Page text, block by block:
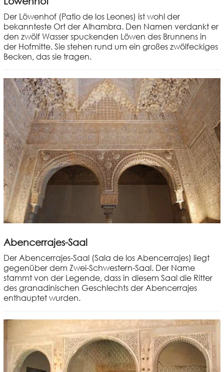
Der Löwenhof (Patio de los Leones) ist wohl der
bekannteste Ort der Alhambra. Den Namen verdankt er
den zwölf Wasser spuckenden Löwen des Brunnens in
der Hofmitte. Sie stehen rund um ein großes zwölfeckiges
Becken, das sie tragen.
Abencerrajes-Saal
Der Abencerrajes-Saal (Sala de los Abencerrajes) liegt
gegenüber dem Zwei-Schwestern-Saal. Der Name
stammt von der Legende, dass in diesem Saal die Ritter
des granadinischen Geschlechts der Abencerrajes
enthauptet wurden.